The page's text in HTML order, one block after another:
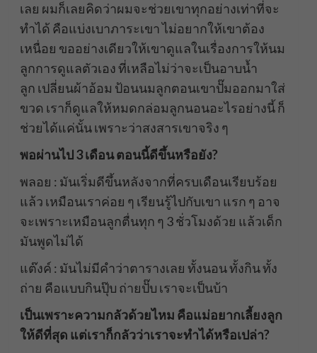
เลย ผมก็เลยคิดว่าผมจะช่วยเขาทุกอย่างเท่าที่จะ
ทำได้ คือแบ่งเบาภาระเขา ไม่อยากให้เขาต้อง
เหนื่อย ขออย่างเดียวให้เขาดูแลในเรื่องการให้นม
ลูกการดูแลตัวเอง ที่เหลือไม่ว่าจะเป็นอาบน้ำ
ลูก เปลี่ยนผ้าอ้อม ป้อนนมลูกตอนเขาปั๊มออกมาใส่
ขวด เราก็ดูแลให้หมดกล่อมลูกนอนอะไรอย่างนี้ ก็
ช่วยได้แค่นั้น เพราะว่าสงสารเขาจริง ๆ
พอผ่านไป 3 เดือน ตอนนี้ดีขึ้นหรือยัง?
พลอย : มันเริ่มดีขึ้นหลังจากที่ครบเดือนเรียบร้อย
แล้ว เหมือนเราค่อย ๆ เรียนรู้ไปกับเขา แรก ๆ อาจ
จะเพราะเหมือนลูกตื่นทุก ๆ 3 ชั่วโมงด้วย แล้วเด็ก
มันพูดไม่ได้
แต๊งค์ : มันไม่มีคำว่าตารางเลย ทั้งนอน ทั้งกิน ทั้ง
ถ่าย คือแบบกินปุ๊บ ถ่ายปั๊บ เราจะเป็นบ้า
เป็นเพราะความกลัวด้วยไหม คือแม่อยากเลี้ยงลูก
ให้ดีที่สุด แต่เราก็กลัวว่าเราจะทำได้หรือเปล่า?